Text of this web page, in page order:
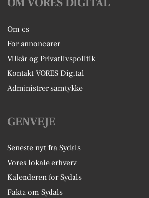
OM VORES DIGITAL
Om os
For annoncører
Vilkår og Privatlivspolitik
Kontakt VORES Digital
Administrer samtykke
GENVEJE
Seneste nyt fra Sydals
Vores lokale erhverv
Kalenderen for Sydals
Fakta om Sydals